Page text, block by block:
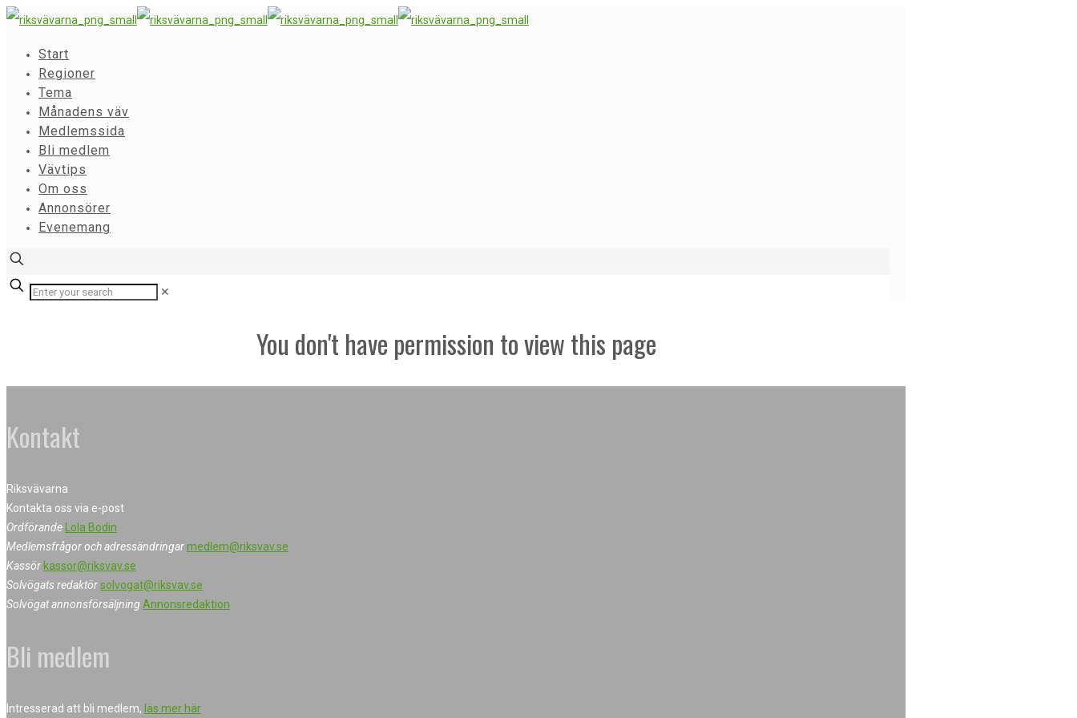
Start
Regioner
Tema
Månadens väv
Medlemssida
Bli medlem
Vävtips
Om oss
Annonsörer
Evenemang
✕
You don't have permission to view this page
Kontakt
Riksvävarna
Kontakta oss via e-post
Ordförande
Lola Bodin
Medlemsfrågor och adressändringarmedlem@riksvav.se
Kassör kassor@riksvav.se
Solvögats redaktörsolvogat@riksvav.se
Solvögat annonsförsäljning Annonsredaktion
Bli medlem
Intresserad att bli medlem, läs mer här